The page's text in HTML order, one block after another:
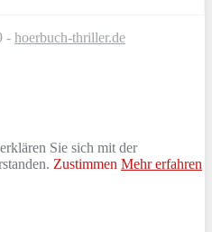
- hoerbuch-thriller.de
Sie sich mit der
Zustimmen Mehr erfahren